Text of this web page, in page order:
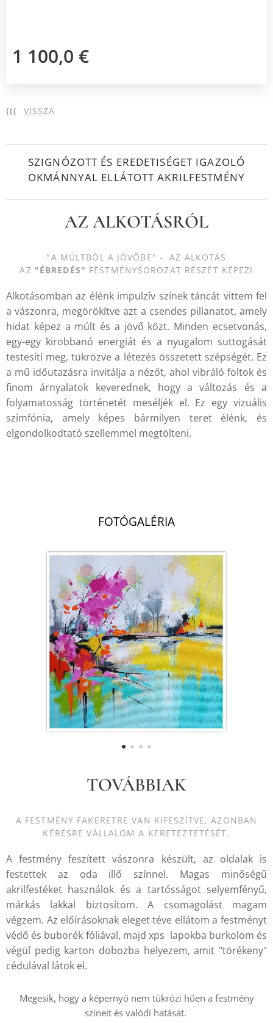
1 100,0 €
((( VISSZA
SZIGNÓZOTT ÉS EREDETISÉGET IGAZOLÓ
OKMÁNNYAL ELLÁTOTT AKRILFESTMÉNY
AZ ALKOTÁSRÓL
"A MÚLTBÓL A JÖVŐBE" - AZ ALKOTÁS
AZ "ÉBREDÉS" FESTMÉNYSOROZAT RÉSZÉT KÉPEZI
Alkotásomban az élénk impulzív színek táncát vittem fel
a vászonra, megörökítve azt a csendes pillanatot, amely
hidat képez a múlt és a jövő közt. Minden ecsetvonás,
egy-egy kirobbanó energiát és a nyugalom suttogását
testesíti meg, tükrözve a létezés összetett szépségét. Ez
a mű időutazásra invitálja a nézőt, ahol vibráló foltok és
finom árnyalatok keverednek, hogy a változás és a
folyamatosság történetét meséljék el. Ez egy vizuális
szimfónia, amely képes bármilyen teret élénk, és
elgondolkodtató szellemmel megtölteni.
FOTÓGALÉRIA
TOVÁBBIAK
A FESTMÉNY FAKERETRE VAN KIFESZÍTVE, AZONBAN
KÉRÉSRE VÁLLALOM A KERETEZTETÉSÉT.
A festmény feszített vászonra készült, az oldalak is
festettek az oda illő színnel. Magas minőségű
akrilfestéket használok és a tartósságot selyemfényű,
márkás lakkal biztosítom. A csomagolást magam
végzem. Az előírásoknak eleget téve ellátom a festményt
védő és buborék fóliával, majd xps lapokba burkolom és
végül pedig karton dobozba helyezem, amit "törékeny"
cédulával látok el.
Megesik, hogy a képernyő nem tükrözi hűen a festmény
színeit és valódi hatását.